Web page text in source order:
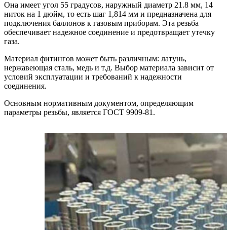
Она имеет угол 55 градусов, наружный диаметр 21.8 мм, 14
ниток на 1 дюйм, то есть шаг 1,814 мм и предназначена для
подключения баллонов к газовым приборам. Эта резьба
обеспечивает надежное соединение и предотвращает утечку
газа.
Материал фитингов может быть различным: латунь,
нержавеющая сталь, медь и т.д. Выбор материала зависит от
условий эксплуатации и требований к надежности
соединения.
Основным нормативным документом, определяющим
параметры резьбы, является ГОСТ 9909-81.